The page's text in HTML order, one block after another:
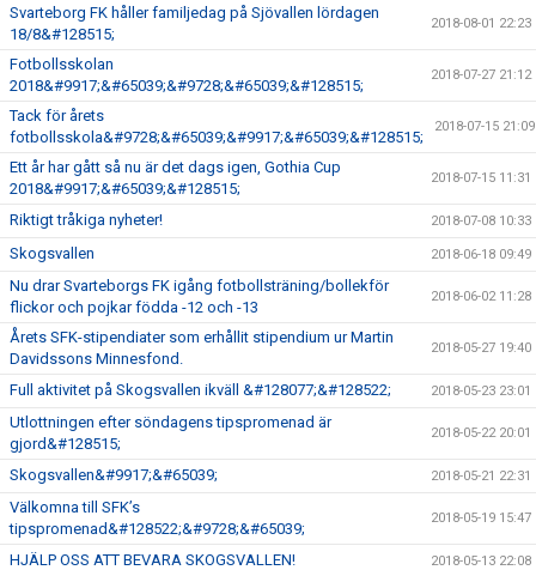
Svarteborg FK håller familjedag på Sjövallen lördagen
18/8&#128515;
2018-08-01 22:23
Fotbollsskolan
2018&#9917;&#65039;&#9728;&#65039;&#128515;
2018-07-27 21:12
Tack för årets
fotbollsskola&#9728;&#65039;&#9917;&#65039;&#128515;
2018-07-15 21:09
Ett år har gått så nu är det dags igen, Gothia Cup
2018&#9917;&#65039;&#128515;
2018-07-15 11:31
Riktigt tråkiga nyheter! 2018-07-08 10:33
Skogsvallen 2018-06-18 09:49
Nu drar Svarteborgs FK igång fotbollsträning/bollekför
flickor och pojkar födda -12 och -13
2018-06-02 11:28
Årets SFK-stipendiater som erhållit stipendium ur Martin
Davidssons Minnesfond.
2018-05-27 19:40
Full aktivitet på Skogsvallen ikväll &#128077;&#128522; 2018-05-23 23:01
Utlottningen efter söndagens tipspromenad är
gjord&#128515;
2018-05-22 20:01
Skogsvallen&#9917;&#65039; 2018-05-21 22:31
Välkomna till SFK’s
tipspromenad&#128522;&#9728;&#65039;
2018-05-19 15:47
HJÄLP OSS ATT BEVARA SKOGSVALLEN! 2018-05-13 22:08